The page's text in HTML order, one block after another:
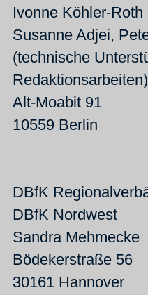
Ivonne Köhler-
Susanne Adjei,
(technische
Redaktionsarbeiten)
Alt-Moabit 91
10559 Berlin
DBfK
DBfK Nordwest
Sandra Mehmecke
Bödekerstraße 56
30161 Hannover